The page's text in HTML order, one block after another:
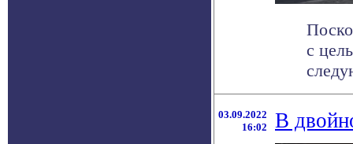
с
03.09.2022
16:02
В